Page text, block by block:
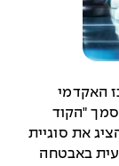
האקדמי
"הקוד
את סוגיית
באבטחה